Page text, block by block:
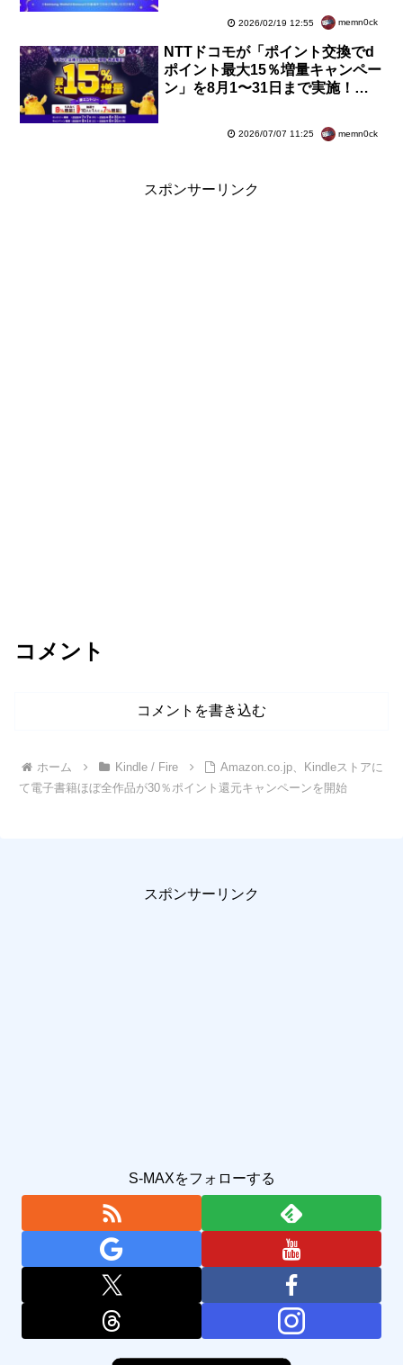
2026/02/19 12:55 memn0ck
NTTドコモが「ポイント交換でd
ポイント最大15％増量キャンペー
ン」を8月1〜31日まで実施！永
2026/07/07 11:25 memn0ck
スポンサーリンク
コメント
コメントを書き込む
ホーム Kindle / Fire
Amazon.co.jp、Kindleストアに
て電子書籍ほぼ全作品が30％ポイント還元キャンペーンを開始
スポンサーリンク
S-MAXをフォローする